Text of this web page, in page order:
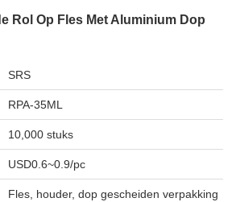
Rol Op Fles Met Aluminium Dop
SRS
RPA-35ML
10,000 stuks
USD0.6~0.9/pc
Fles, houder, dop gescheiden verpakking